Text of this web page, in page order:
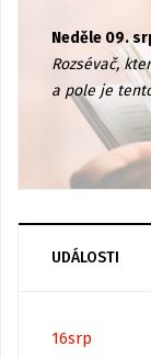
Neděle 09.
Rozsévač,
a pole je
UDÁLOSTI
16srp